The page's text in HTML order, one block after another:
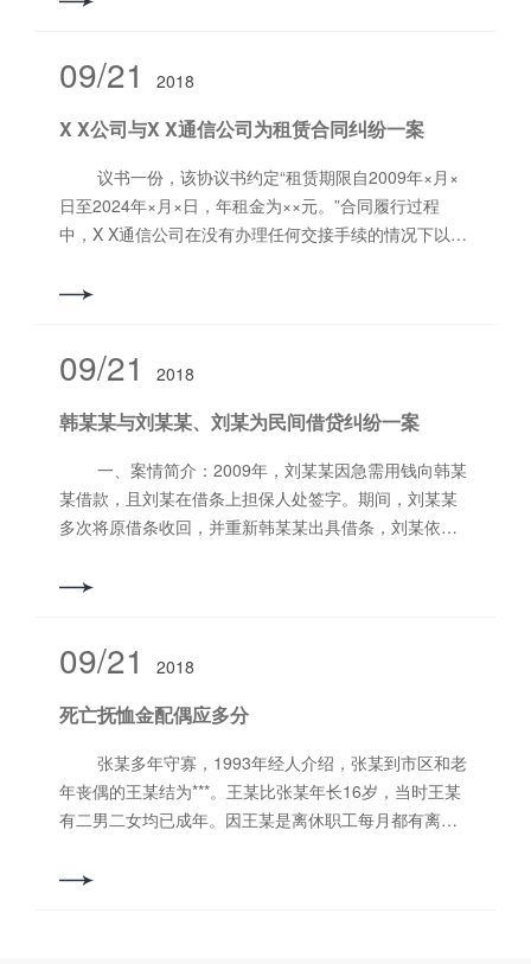
告安盛天平财产保险股份有限公司洛阳中心支公司（以
余元，扣除被告梁某支付5万余元，余款1.4万余元于判
决生效后十日内给付完毕； 2、被告安盛天平公司在
第三者责任险范围内赔偿原告张某某3.9万余元，于判决
生效后十日内给付完毕。 三、本案评析：本案中原
支付的5万余元中予以扣除，免除了原告的执行负担，取
进果律师
09/21 2018
X X公司与X X通信公司为租赁合同纠纷一案
日至2024年×月×日，年租金为××元。”合同履行过程
中，X X通信公司在没有办理任何交接手续的情况下以经
委托我所向人民法院提起诉讼，要求X X通信公司支付拖
辩，并在开庭前向××日向人民法院提起反诉，由于超过
诉。***终，本案经过人民法院审理，X X通信公司向X X
公司支付租金及违约金××元，解除双方签订的场地阻力
协议书。 三、案件评析：当事人在自愿、平等的前
提下签订的合同对双方均具有约束力，各方当事人应当
的合法权益将很难得到保障。 河南诚然律师事务所
09/21 2018
韩某某与刘某某、刘某为民间借贷纠纷一案
某借款，且刘某在借条上担保人处签字。期间，刘某某
多次将原借条收回，并重新韩某某出具借条，刘某依然
款，后韩某某委托我所向法院提起诉讼。 二、案件
下达成和解协议，并履行完毕，本次纠纷得到妥善处
面临各种各样的困难，当他人向我们伸出援助之手时，
我们应怀有感恩之心，即使发生纠纷，双方也应心平气
和面对，***终使纠纷得到妥善解决。 河南诚然律师
事务所 李献波律师
09/21 2018
死亡抚恤金配偶应多分
年丧偶的王某结为***。王某比张某年长16岁，当时王某
有二男二女均已成年。因王某是离休职工每月都有离休
过得其乐融融。2013 年5月王某去世，王某去世后单位